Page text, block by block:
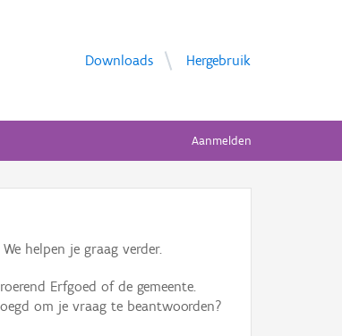
Downloads Hergebruik
Aanmelden
helpen je graag verder.
Erfgoed of de gemeente.
om je vraag te beantwoorden?